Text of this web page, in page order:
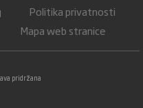
Politika privatnosti
Mapa web stranice
pridržana